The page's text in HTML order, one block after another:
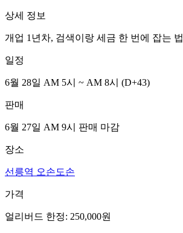
상세 정보
개업 1년차, 검색이랑 세금 한 번에 잡는 법
일정
6월 28일 AM 5시 ~ AM 8시 (D+43)
판매
6월 27일 AM 9시 판매 마감
장소
선릉역 오손도손
가격
얼리버드 한정: 250,000원